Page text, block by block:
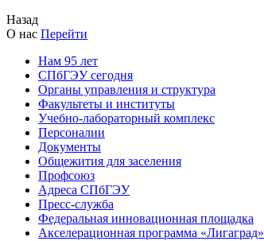
Назад
О нас Перейти
Нам 95 лет
СПбГЭУ сегодня
Органы управления и структура
Факультеты и институты
Учебно-лабораторный комплекс
Персоналии
Документы
Общежития для заселения
Профсоюз
Адреса СПбГЭУ
Пресс-служба
Федеральная инновационная площадка
Акселерационная программа «Лигаград»­­